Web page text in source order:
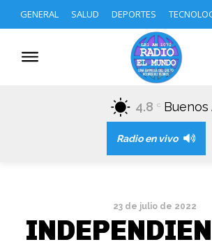
GENERAL SALUD DEPORTES
4.8 C Buenos
Radio en vivo
23 de julio de 2022